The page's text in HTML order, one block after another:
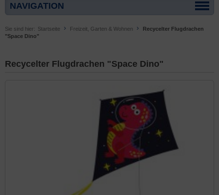
NAVIGATION
Sie sind hier: Startseite Freizeit, Garten & Wohnen
Recycelter Flugdrachen
"Space Dino"
Recycelter Flugdrachen "Space Dino"